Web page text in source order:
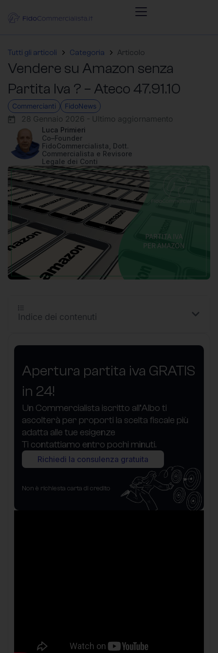
Tutti gli articoli Categoria Articolo
Vendere su Amazon senza
Partita Iva ? – Ateco 47.91.10
Commercianti FidoNews
28 Gennaio 2026 - Ultimo aggiornamento
Luca Primieri
Co–Founder
FidoCommercialista, Dott.
Commercialista e Revisore
Legale dei Conti
Apertura partita iva GRATIS
in 24!
Un Commercialista iscritto all’Albo ti
ascolterà per proporti la scelta fiscale più
adatta alle tue esigenze
Ti contattiamo entro pochi minuti.
Richiedi la consulenza gratuita
Non è richiesta carta di credito
Indice dei contenuti